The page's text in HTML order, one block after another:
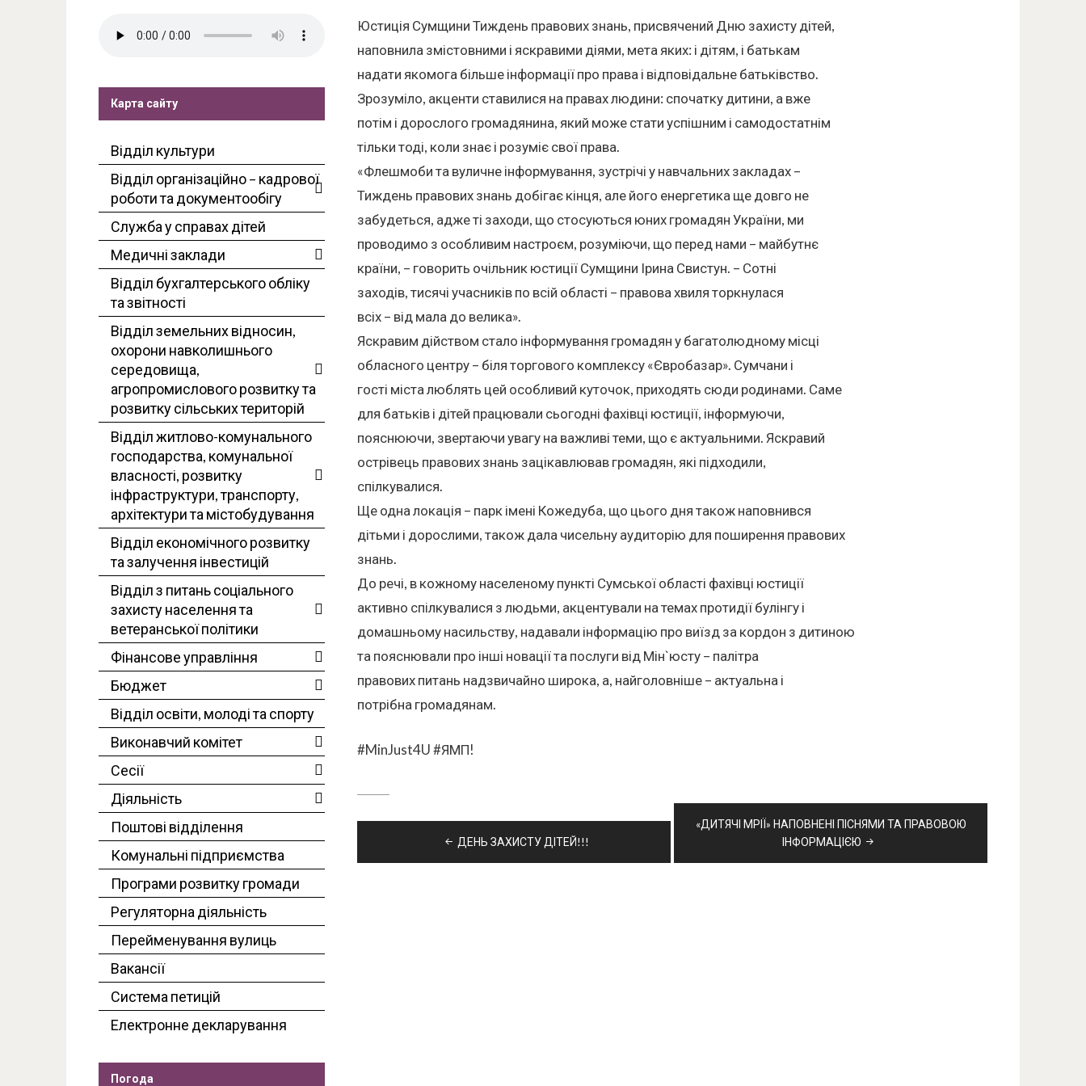
Юстиція Сумщини Тиждень правових знань, присвячений Дню захисту дітей,
наповнила змістовними і яскравими діями, мета яких: і дітям, і батькам
надати якомога більше інформації про права і відповідальне батьківство.
Зрозуміло, акценти ставилися на правах людини: спочатку дитини, а вже
потім і дорослого громадянина, який може стати успішним і самодостатнім
тільки тоді, коли знає і розуміє свої права.
«Флешмоби та вуличне інформування, зустрічі у навчальних закладах –
Тиждень правових знань добігає кінця, але його енергетика ще довго не
забудеться, адже ті заходи, що стосуються юних громадян України, ми
проводимо з особливим настроєм, розуміючи, що перед нами – майбутнє
країни, – говорить очільник юстиції Сумщини Ірина Свистун. – Сотні
заходів, тисячі учасників по всій області – правова хвиля торкнулася
всіх – від мала до велика».
Яскравим дійством стало інформування громадян у багатолюдному місці
обласного центру – біля торгового комплексу «Євробазар». Сумчани і
гості міста люблять цей особливий куточок, приходять сюди родинами. Саме
для батьків і дітей працювали сьогодні фахівці юстиції, інформуючи,
пояснюючи, звертаючи увагу на важливі теми, що є актуальними. Яскравий
острівець правових знань зацікавлював громадян, які підходили,
спілкувалися.
Ще одна локація – парк імені Кожедуба, що цього дня також наповнився
дітьми і дорослими, також дала чисельну аудиторію для поширення правових
знань.
До речі, в кожному населеному пункті Сумської області фахівці юстиції
активно спілкувалися з людьми, акцентували на темах протидії булінгу і
домашньому насильству, надавали інформацію про виїзд за кордон з дитиною
та пояснювали про інші новації та послуги від Мін`юсту – палітра
правових питань надзвичайно широка, а, найголовніше – актуальна і
потрібна громадянам.
#MinJust4U #ЯМП!
ДЕНЬ ЗАХИСТУ ДІТЕЙ!!!
«ДИТЯЧІ МРІЇ» НАПОВНЕНІ ПІСНЯМИ ТА ПРАВОВОЮ
ІНФОРМАЦІЄЮ
Карта сайту
Відділ культури
Відділ організаційно – кадрової
роботи та документообігу
Служба у справах дітей
Медичні заклади
Відділ бухгалтерського обліку
та звітності
Відділ земельних відносин,
охорони навколишнього
середовища,
агропромислового розвитку та
розвитку сільських територій
Відділ житлово-комунального
господарства, комунальної
власності, розвитку
інфраструктури, транспорту,
архітектури та містобудування
Відділ економічного розвитку
та залучення інвестицій
Відділ з питань соціального
захисту населення та
ветеранської політики
Фінансове управління
Бюджет
Відділ освіти, молоді та спорту
Виконавчий комітет
Сесії
Діяльність
Поштові відділення
Комунальні підприємства
Програми розвитку громади
Регуляторна діяльність
Перейменування вулиць
Вакансії
Система петицій
Електронне декларування
Погода